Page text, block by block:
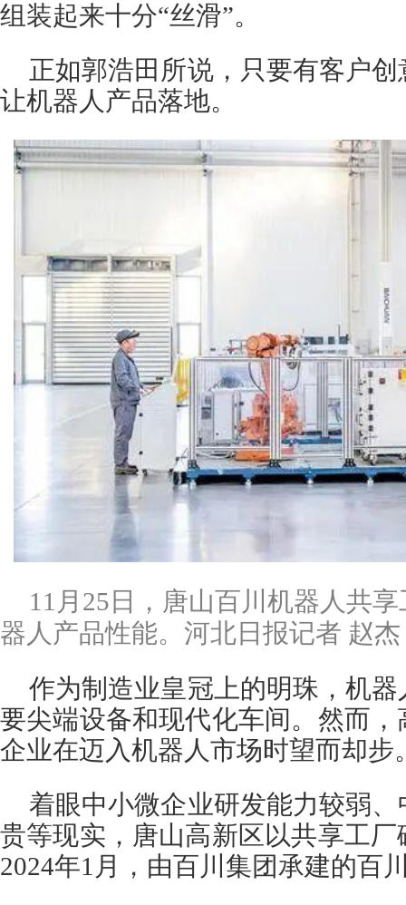
组装起来十分“丝滑”。
正如郭浩田所说，只要有客户
让机器人产品落地。
11月25日，唐山百川机器人共
器人产品性能。河北日报记者 赵杰
作为制造业皇冠上的明珠，机
要尖端设备和现代化车间。然而
企业在迈入机器人市场时望而却步
着眼中小微企业研发能力较弱
贵等现实，唐山高新区以共享工
2024年1月，由百川集团承建的百